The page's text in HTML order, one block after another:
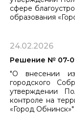
сфере
образования
24.02.2026
Решение № 07-
"О внесении
городского
утверждении
контроле на
«Город Обнинск»"